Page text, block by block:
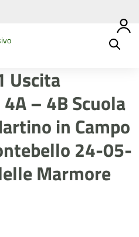
Uscita
– 4B Scuola
in Campo
24-05-
Marmore